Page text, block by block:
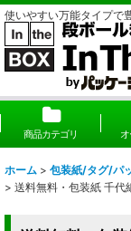
使いやすい万能タイプで
商品カテゴリ
ホーム > 包装紙/タグ/パ
> 送料無料・包装紙 千代